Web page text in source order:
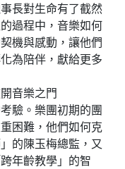
長對生命有了截然
過程中，音樂如何
機與感動，讓他們
為陪伴，獻給更多
音樂之門
驗。樂團初期的團
困難，他們如何克
的陳玉梅總監，又
年齡教學」的智